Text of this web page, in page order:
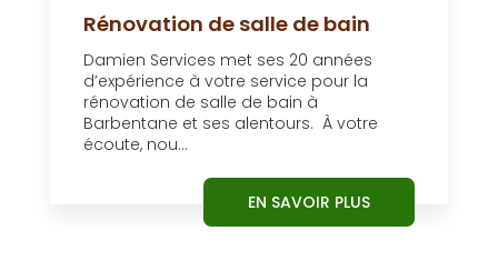
Rénovation de salle de bain
Damien Services met ses 20 années
d’expérience à votre service pour la
rénovation de salle de bain à
Barbentane et ses alentours. À votre
écoute, nou...
EN SAVOIR PLUS